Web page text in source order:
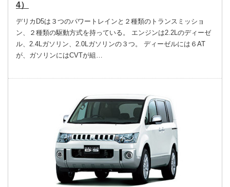
4）
デリカD5は３つのパワートレインと２種類のトランスミッショ
ン、２種類の駆動方式を持っている。 エンジンは2.2Lのディーゼ
ル、2.4Lガソリン、2.0Lガソリンの３つ。 ディーゼルには６AT
が、ガソリンにはCVTが組…